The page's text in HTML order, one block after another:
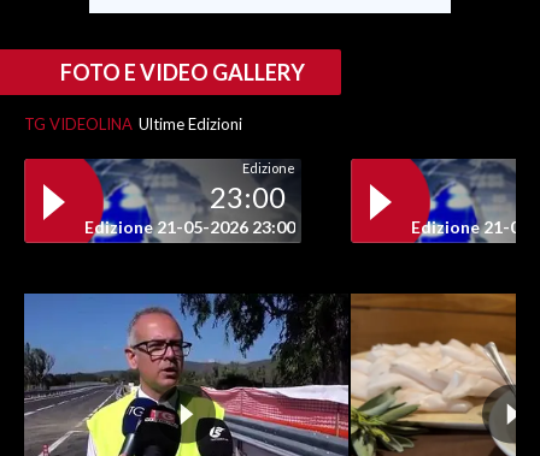
FOTO E VIDEO GALLERY
TG VIDEOLINA Ultime Edizioni
Edizione
23:00
Edizione 21-05-2026 23:00 Edizione 21-05-